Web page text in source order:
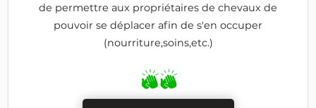
de permettre aux propriétaires de chevaux de
pouvoir se déplacer afin de s'en occuper
(nourriture,soins,etc.)